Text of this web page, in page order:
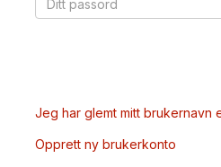
Jeg har glemt mitt brukernavn
Opprett ny brukerkonto